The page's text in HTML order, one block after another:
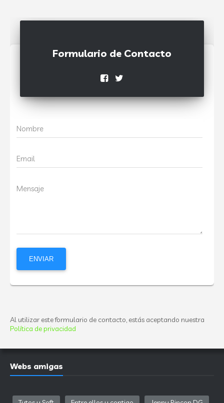
Formulario de Contacto
Nombre
Email
Mensaje
Al utilizar este formulario de contacto, estás aceptando nuestra
Política de privacidad
Webs amigas